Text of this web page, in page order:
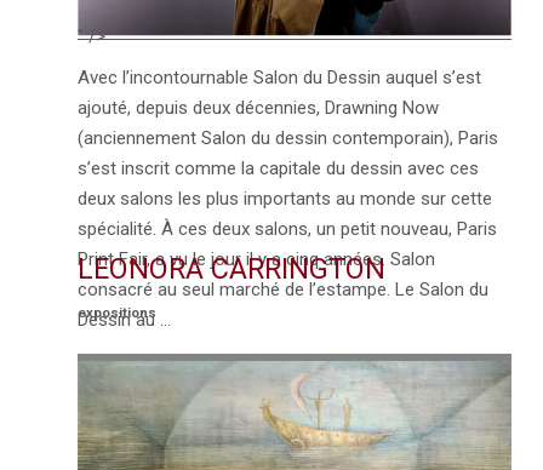
" />
Avec l’incontournable Salon du Dessin auquel s’est
ajouté, depuis deux décennies, Drawning Now
(anciennement Salon du dessin contemporain), Paris
s’est inscrit comme la capitale du dessin avec ces
deux salons les plus importants au monde sur cette
spécialité. À ces deux salons, un petit nouveau, Paris
Print Fair, a vu le jour il y a cinq années. Salon
consacré au seul marché de l’estampe. Le Salon du
Dessin au …
VOIR L'ARTICLE →
LEONORA CARRINGTON
expositions